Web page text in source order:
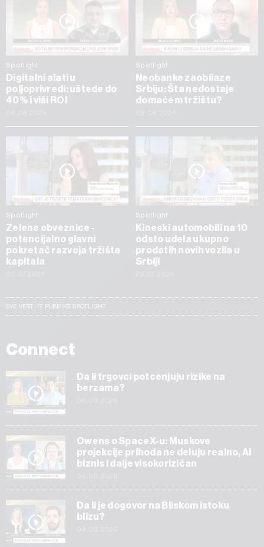
Spotlight
Digitalni alati u
poljoprivredi: uštede do
40% i viši ROI
Spotlight
Neobanke zaobilaze
Srbiju: Šta nedostaje
domaćem tržištu?
Spotlight
Zelene obveznice -
potencijalno glavni
pokretač razvoja tržišta
kapitala
Spotlight
Kineski automobili na 10
odsto udela ukupno
prodatih novih vozila u
Srbiji
SVE VESTI IZ RUBRIKE SPOTLIGHT
Connect
Da li trgovci potcenjuju rizike na
berzama?
Owens o SpaceX-u: Muskove
projekcije prihoda ne deluju realno, AI
biznis i dalje visokorizičan
Da li je dogovor na Bliskom istoku
blizu?